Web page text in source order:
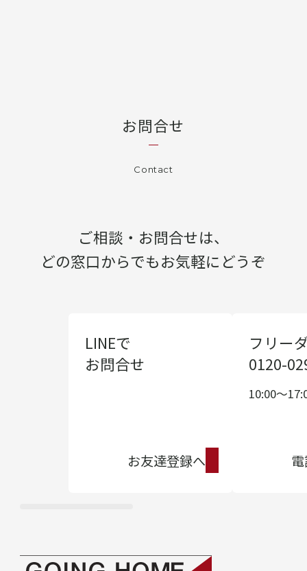
お問合せ
Contact
ご相談・お問合せは、
どの窓口からでもお気軽にどうぞ
LINEで
お問合せ
お友達登録へ
フリー
0120-
10:00〜